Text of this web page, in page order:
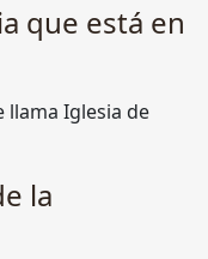
que está en
llama Iglesia de
la